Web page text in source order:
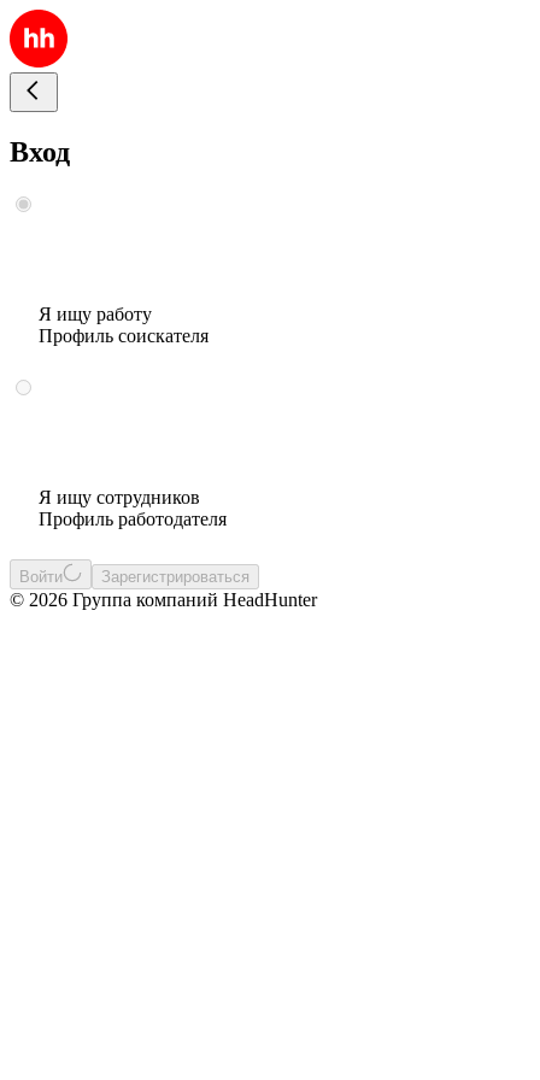
Вход
Я ищу работу
Профиль соискателя
Я ищу сотрудников
Профиль работодателя
Войти Зарегистрироваться
© 2026 Группа компаний HeadHunter